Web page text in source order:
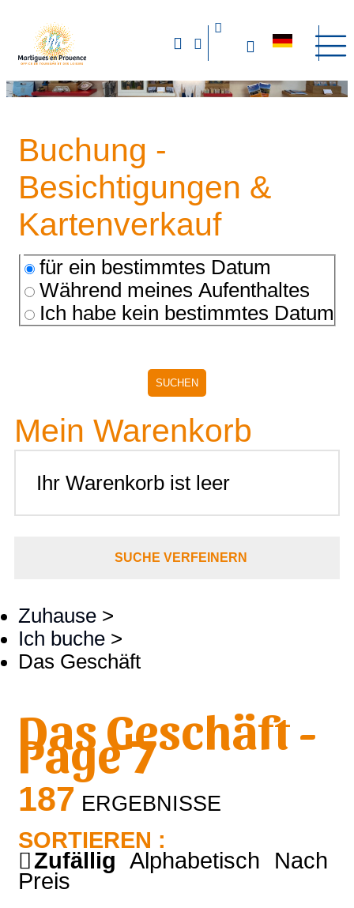
Buchung -
Besichtigungen &
Kartenverkauf
für ein bestimmtes Datum
Während meines Aufenthaltes
Ich habe kein bestimmtes Datum
Mein Warenkorb
Ihr Warenkorb ist leer
SUCHE VERFEINERN
Zuhause >
Ich buche >
Das Geschäft
Das Geschäft -
Page 7
187 ERGEBNISSE
SORTIEREN :
Zufällig
Alphabetisch
Nach
Preis